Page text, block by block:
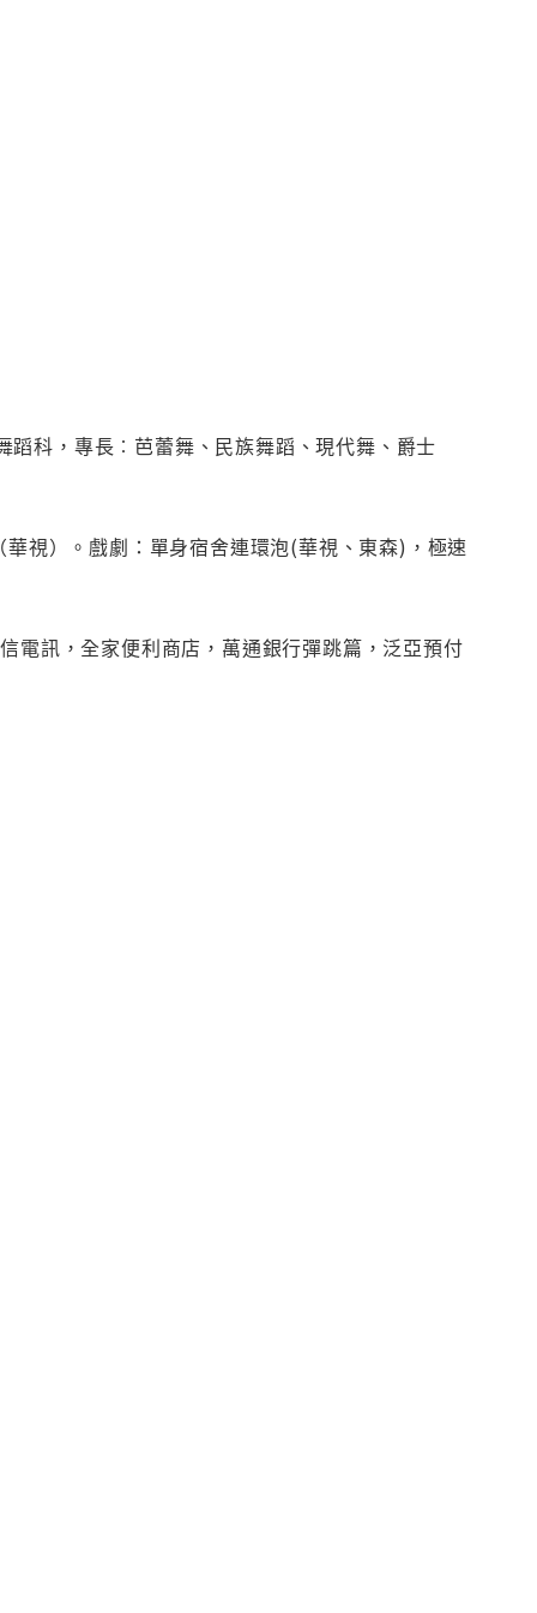
科，專長︰芭蕾舞、民族舞蹈、現代舞、爵士
視）。戲劇：單身宿舍連環泡(華視、東森)，極速
電訊，全家便利商店，萬通銀行彈跳篇，泛亞預付